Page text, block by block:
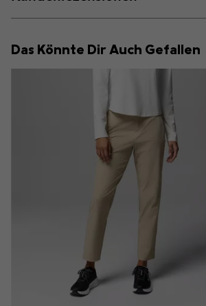
Das Könnte Dir Auch Gefallen